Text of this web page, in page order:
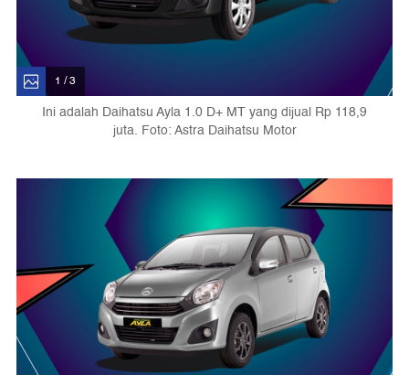
1 / 3
Ini adalah Daihatsu Ayla 1.0 D+ MT yang dijual Rp 118,9
juta. Foto: Astra Daihatsu Motor